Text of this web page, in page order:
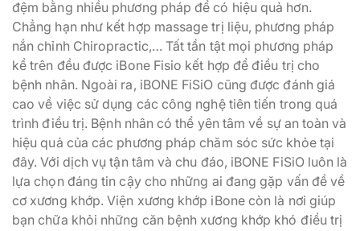
đệm bằng nhiều phương pháp để có hiệu quả hơn.
Chẳng hạn như kết hợp massage trị liệu, phương pháp
nắn chỉnh Chiropractic,… Tất tần tật mọi phương pháp
kể trên đều được iBone Fisio kết hợp để điều trị cho
bệnh nhân. Ngoài ra, iBONE FiSiO cũng được đánh giá
cao về việc sử dụng các công nghệ tiên tiến trong quá
trình điều trị. Bệnh nhân có thể yên tâm về sự an toàn và
hiệu quả của các phương pháp chăm sóc sức khỏe tại
đây. Với dịch vụ tận tâm và chu đáo, iBONE FiSiO luôn là
lựa chọn đáng tin cậy cho những ai đang gặp vấn đề về
cơ xương khớp. Viện xương khớp iBone còn là nơi giúp
bạn chữa khỏi những căn bệnh xương khớp khó điều trị